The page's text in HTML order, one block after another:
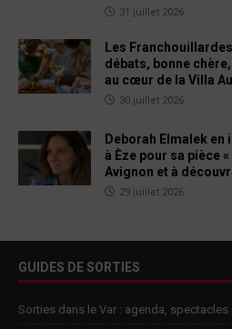
31 juillet 2026
Les
débats, bonne
au cœur de la Villa
30 juillet 2026
Deborah Elmalek en
à Èze pour sa pièce
Avignon et à
29 juillet 2026
GUIDES DE SORTIES
Sorties dans le Var : agenda,